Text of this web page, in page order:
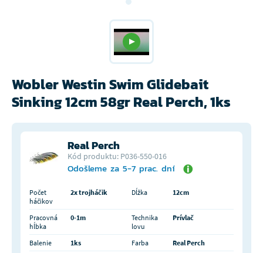
Wobler Westin Swim Glidebait
Sinking 12cm 58gr Real Perch, 1ks
Real Perch
Kód produktu: P036-550-016
Odošleme za 5-7 prac. dní
Počet
háčikov
2x trojháčik Dĺžka 12cm
Pracovná
hĺbka
0-1m
Technika
lovu
Prívlač
Balenie 1ks Farba
Real Perch